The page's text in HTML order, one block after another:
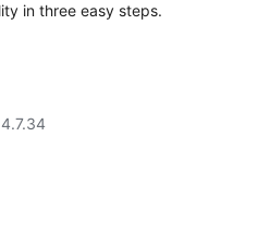
in three easy steps.